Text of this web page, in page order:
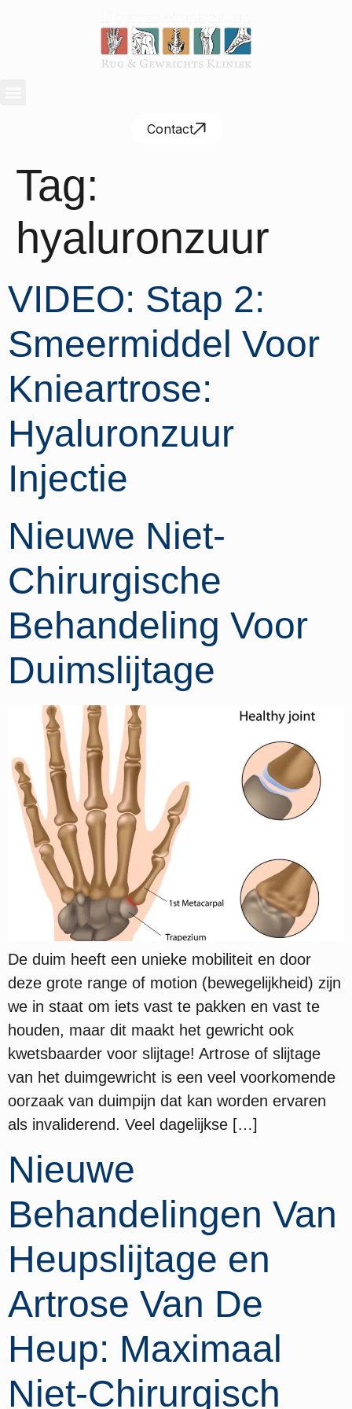
Contact
Tag:
hyaluronzuur
VIDEO: Stap 2:
Smeermiddel Voor
Knieartrose:
Hyaluronzuur
Injectie
Nieuwe Niet-
Chirurgische
Behandeling Voor
Duimslijtage
De duim heeft een unieke mobiliteit en door
deze grote range of motion (bewegelijkheid) zijn
we in staat om iets vast te pakken en vast te
houden, maar dit maakt het gewricht ook
kwetsbaarder voor slijtage! Artrose of slijtage
van het duimgewricht is een veel voorkomende
oorzaak van duimpijn dat kan worden ervaren
als invaliderend. Veel dagelijkse […]
Nieuwe
Behandelingen Van
Heupslijtage en
Artrose Van De
Heup: Maximaal
Niet-Chirurgisch